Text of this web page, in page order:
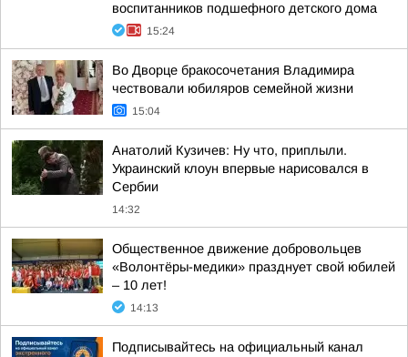
воспитанников подшефного детского дома
15:24
Во Дворце бракосочетания Владимира
чествовали юбиляров семейной жизни
15:04
Анатолий Кузичев: Ну что, приплыли.
Украинский клоун впервые нарисовался в
Сербии
14:32
Общественное движение добровольцев
«Волонтёры-медики» празднует свой юбилей
– 10 лет!
14:13
Подписывайтесь на официальный канал